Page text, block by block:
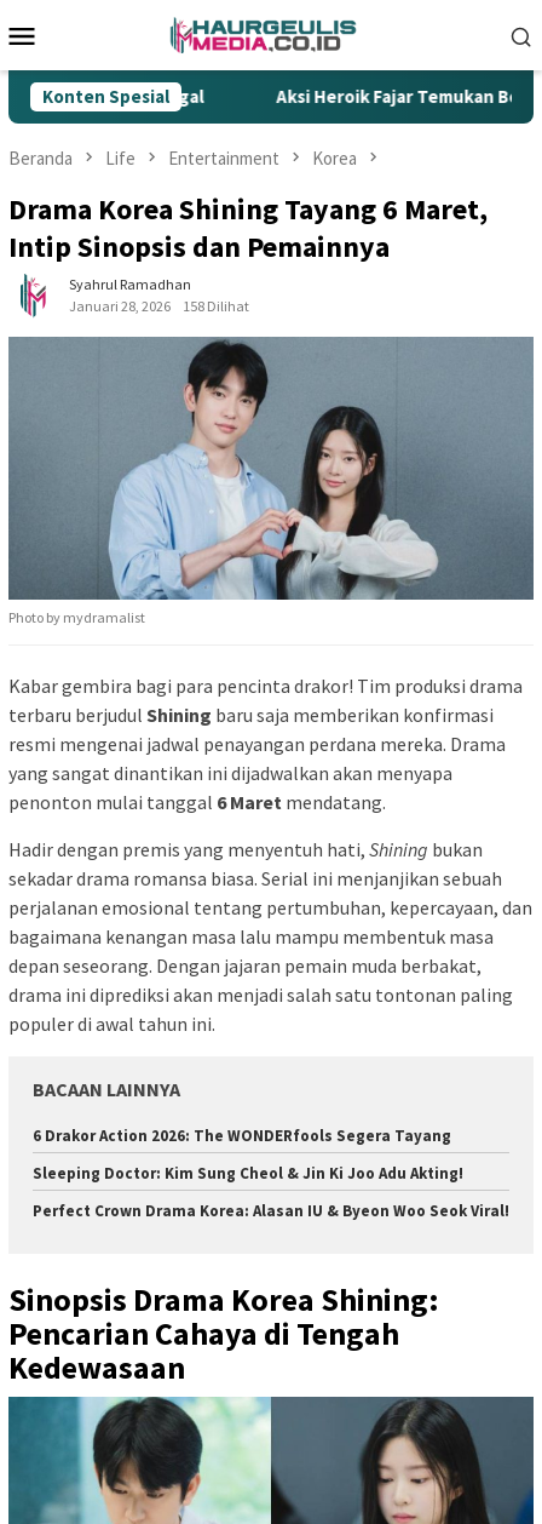
ke
Mobile
Konten Spesial
Rokok Ilegal Aksi Heroik Fajar Temukan Bocah
Beranda Life Entertainment Korea
Drama Korea Shining Tayang 6 Maret,
Intip Sinopsis dan Pemainnya
Syahrul Ramadhan
Januari 28, 2026
158 Dilihat
Photo by mydramalist
Kabar gembira bagi para pencinta drakor! Tim produksi drama
terbaru berjudul Shining baru saja memberikan konfirmasi
resmi mengenai jadwal penayangan perdana mereka. Drama
yang sangat dinantikan ini dijadwalkan akan menyapa
penonton mulai tanggal 6 Maret mendatang.
Hadir dengan premis yang menyentuh hati, Shining bukan
sekadar drama romansa biasa. Serial ini menjanjikan sebuah
perjalanan emosional tentang pertumbuhan, kepercayaan, dan
bagaimana kenangan masa lalu mampu membentuk masa
depan seseorang. Dengan jajaran pemain muda berbakat,
drama ini diprediksi akan menjadi salah satu tontonan paling
populer di awal tahun ini.
BACAAN LAINNYA
6 Drakor Action 2026: The WONDERfools Segera Tayang
Sleeping Doctor: Kim Sung Cheol & Jin Ki Joo Adu Akting!
Perfect Crown Drama Korea: Alasan IU & Byeon Woo Seok Viral!
Sinopsis Drama Korea Shining:
Pencarian Cahaya di Tengah
Kedewasaan